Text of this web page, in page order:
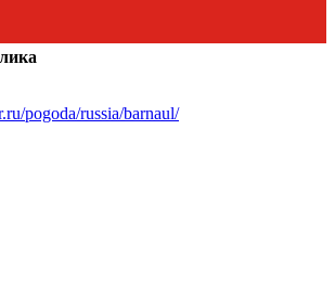
pogoda/russia/barnaul/